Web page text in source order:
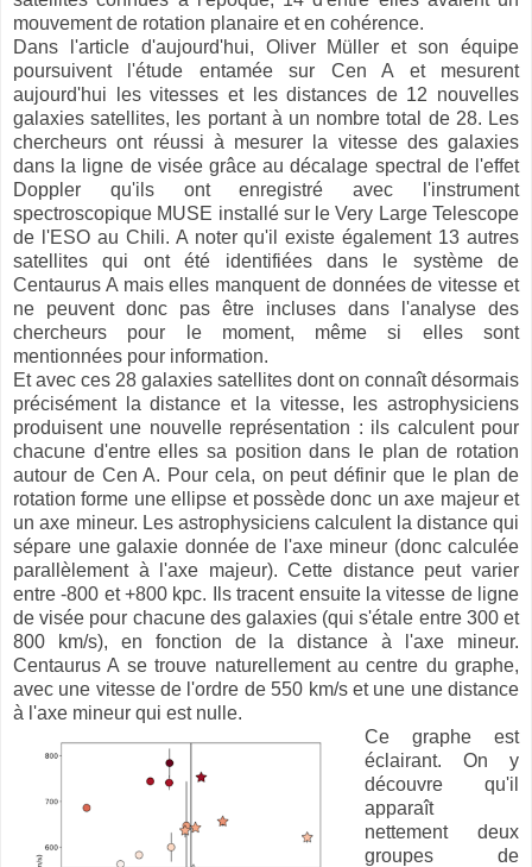
mouvement de rotation planaire et en cohérence.
Dans l'article d'aujourd'hui, Oliver Müller et son équipe
poursuivent l'étude entamée sur Cen A et mesurent
aujourd'hui les vitesses et les distances de 12 nouvelles
galaxies satellites, les portant à un nombre total de 28. Les
chercheurs ont réussi à mesurer la vitesse des galaxies
dans la ligne de visée grâce au décalage spectral de l'effet
Doppler qu'ils ont enregistré avec l'instrument
spectroscopique MUSE installé sur le Very Large Telescope
de l'ESO au Chili. A noter qu'il existe également 13 autres
satellites qui ont été identifiées dans le système de
Centaurus A mais elles manquent de données de vitesse et
ne peuvent donc pas être incluses dans l'analyse des
chercheurs pour le moment, même si elles sont
mentionnées pour information.
Et avec ces 28 galaxies satellites dont on connaît désormais
précisément la distance et la vitesse, les astrophysiciens
produisent une nouvelle représentation : ils calculent pour
chacune d'entre elles sa position dans le plan de rotation
autour de Cen A. Pour cela, on peut définir que le plan de
rotation forme une ellipse et possède donc un axe majeur et
un axe mineur. Les astrophysiciens calculent la distance qui
sépare une galaxie donnée de l'axe mineur (donc calculée
parallèlement à l'axe majeur). Cette distance peut varier
entre -800 et +800 kpc. Ils tracent ensuite la vitesse de ligne
de visée pour chacune des galaxies (qui s'étale entre 300 et
800 km/s), en fonction de la distance à l'axe mineur.
Centaurus A se trouve naturellement au centre du graphe,
avec une vitesse de l'ordre de 550 km/s et une une distance
à l'axe mineur qui est nulle.
Ce graphe est
éclairant. On y
découvre qu'il
apparaît
nettement deux
groupes de